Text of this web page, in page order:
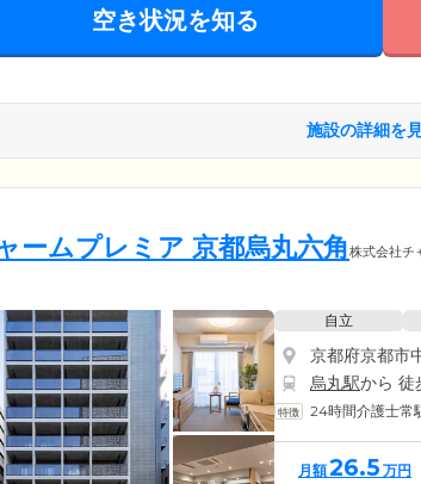
空き状況を知る
施設の詳細を
ームプレミア 京都烏丸六角株式会社チ
自立
京都府京都市
烏丸駅から 徒
24時間介護士常
月額26.5 万円